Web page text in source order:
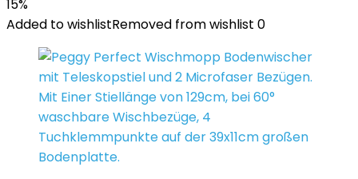
15%
Added to wishlistRemoved from wishlist 0